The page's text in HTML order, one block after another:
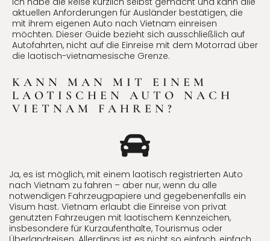
aktuellen Anforderungen für Ausländer bestätigen, die
mit ihrem eigenen Auto nach Vietnam einreisen
möchten. Dieser Guide bezieht sich ausschließlich auf
Autofahrten, nicht auf die Einreise mit dem Motorrad über
die laotisch-vietnamesische Grenze.
KANN MAN MIT EINEM
LAOTISCHEN AUTO NACH
VIETNAM FAHREN?
Ja, es ist möglich, mit einem laotisch registrierten Auto
nach Vietnam zu fahren – aber nur, wenn du alle
notwendigen Fahrzeugpapiere und gegebenenfalls ein
Visum hast. Vietnam erlaubt die Einreise von privat
genutzten Fahrzeugen mit laotischem Kennzeichen,
insbesondere für Kurzaufenthalte, Tourismus oder